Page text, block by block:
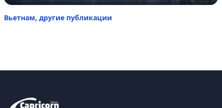
Вьетнам, другие публикации